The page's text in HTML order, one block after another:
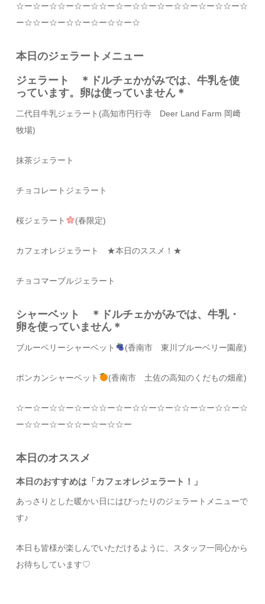
☆ー☆ー☆☆ー☆ー☆☆ー☆ー☆☆ー☆ー☆☆ー☆ー☆☆ー☆
ー☆☆ー☆ー☆☆ー☆ー☆☆ー☆
本日のジェラートメニュー
ジェラート ＊ドルチェかがみでは、牛乳を使
っています。卵は使っていません＊
二代目牛乳ジェラート (高知市円行寺 Deer Land Farm 岡﨑
牧場)
抹茶ジェラート
チョコレートジェラート
桜ジェラート (春限定)
カフェオレジェラート ★本日のススメ！★
チョコマーブルジェラート
シャーベット ＊ドルチェかがみでは、牛乳・
卵を使っていません＊
ブルーベリーシャーベット (香南市 東川ブルーベリー園産)
ポンカンシャーベット (香南市 土佐の高知のくだもの畑産)
☆ー☆ー☆☆ー☆ー☆☆ー☆ー☆☆ー☆ー☆☆ー☆ー☆☆ー☆
ー☆☆ー☆ー☆☆ー☆ー☆☆ー
本日のオススメ
本日のおすすめは「カフェオレジェラート！」
あっさりとした暖かい日にはぴったりのジェラートメニューで
す♪
本日も皆様が楽しんでいただけるように、スタッフ一同心から
お待ちしています♡